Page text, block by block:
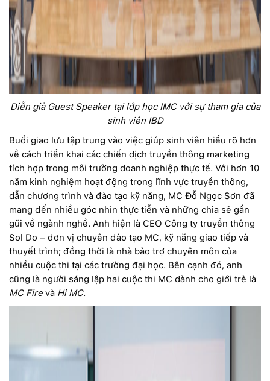
Diễn giả Guest Speaker tại lớp học IMC với sự tham gia của
sinh viên IBD
Buổi giao lưu tập trung vào việc giúp sinh viên hiểu rõ hơn
về cách triển khai các chiến dịch truyền thông marketing
tích hợp trong môi trường doanh nghiệp thực tế. Với hơn 10
năm kinh nghiệm hoạt động trong lĩnh vực truyền thông,
dẫn chương trình và đào tạo kỹ năng, MC Đỗ Ngọc Sơn đã
mang đến nhiều góc nhìn thực tiễn và những chia sẻ gần
gũi về ngành nghề. Anh hiện là CEO Công ty truyền thông
Sol Do – đơn vị chuyên đào tạo MC, kỹ năng giao tiếp và
thuyết trình; đồng thời là nhà bảo trợ chuyên môn của
nhiều cuộc thi tại các trường đại học. Bên cạnh đó, anh
cũng là người sáng lập hai cuộc thi MC dành cho giới trẻ là
MC Fire và Hi MC.